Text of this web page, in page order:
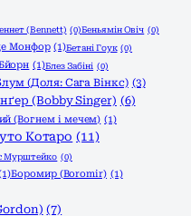
(Bennett) (0)Беньямін Овіч (0)
Монфор (1)Бетані Гоук (0)
(1)Блез Забіні (0)
(Доля: Сага Вінкс) (3)
(Bobby Singer) (6)
(Вогнем і мечем) (1)
Котаро (11)
Мурштейко (0)
Боромир (Boromir) (1)
(7)